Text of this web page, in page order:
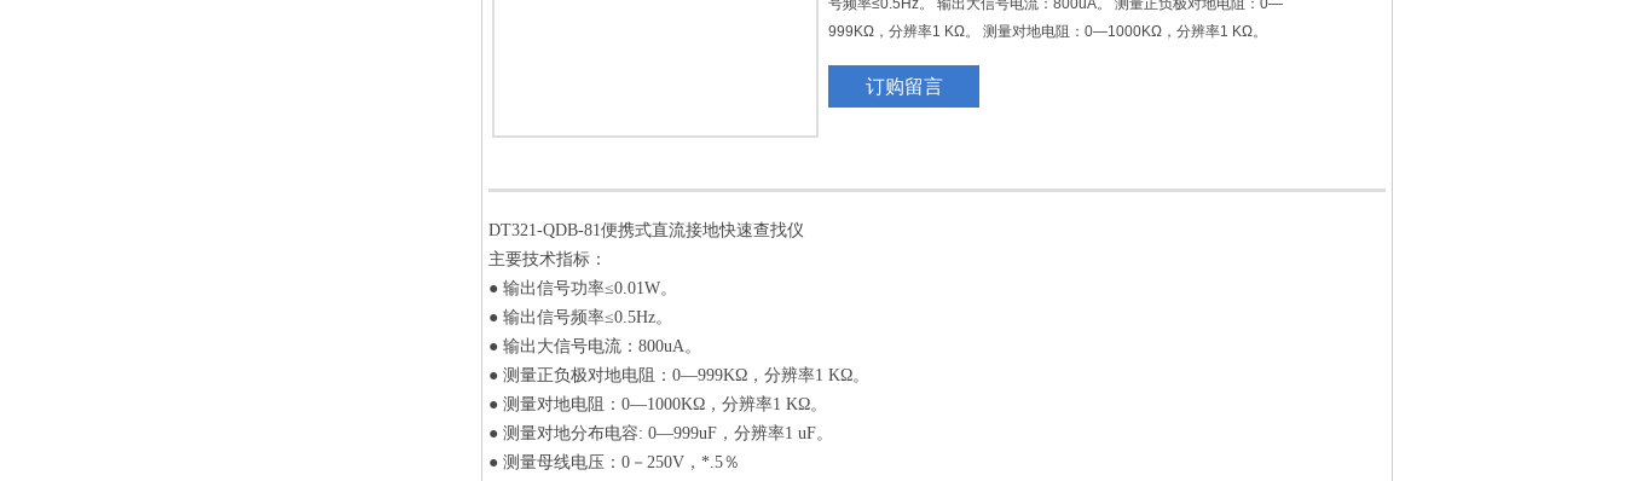
号频率≤0.5Hz。 输出大信号电流：800uA。 测量正负极对地电阻：0—
999KΩ，分辨率1 KΩ。 测量对地电阻：0—1000KΩ，分辨率1 KΩ。
订购留言
DT321-QDB-81便携式直流接地快速查找仪
主要技术指标：
● 输出信号功率≤0.01W。
● 输出信号频率≤0.5Hz。
● 输出大信号电流：800uA。
● 测量正负极对地电阻：0—999KΩ，分辨率1 KΩ。
● 测量对地电阻：0—1000KΩ，分辨率1 KΩ。
● 测量对地分布电容: 0—999uF，分辨率1 uF。
● 测量母线电压：0－250V，*.5％